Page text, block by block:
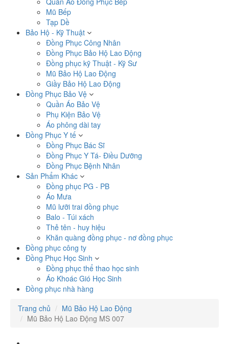
Mũ Bếp
Tạp Dề
Bảo Hộ - Kỹ Thuật
Đồng Phục Công Nhân
Đồng Phục Bảo Hộ Lao Động
Đồng phục kỹ Thuật - Kỹ Sư
Mũ Bảo Hộ Lao Động
Giầy Bảo Hộ Lao Động
Đồng Phục Bảo Vệ
Quần Áo Bảo Vệ
Phụ Kiện Bảo Vệ
Áo phông dài tay
Đồng Phục Y tế
Đồng Phục Bác Sĩ
Đồng Phục Y Tá- Điều Dưỡng
Đồng Phục Bệnh Nhân
Sản Phẩm Khác
Đồng phục PG - PB
Áo Mưa
Mũ lưỡi trai đồng phục
Balo - Túi xách
Thẻ tên - huy hiệu
Khăn quàng đồng phục - nơ đồng phục
Đồng phục công ty
Đồng Phục Học Sinh
Đồng phục thể thao học sinh
Áo Khoác Gió Học Sinh
Đồng phục nhà hàng
Trang chủ
Mũ Bảo Hộ Lao Động
Mũ Bảo Hộ Lao Động MS 007